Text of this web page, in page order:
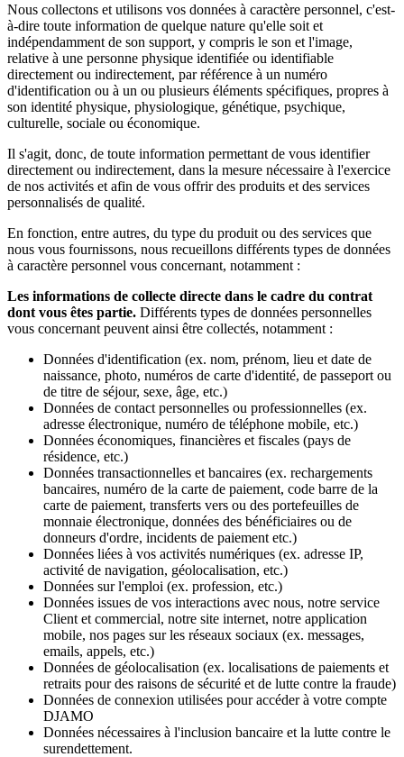
Nous collectons et utilisons vos données à caractère personnel, c'est-
à-dire toute information de quelque nature qu'elle soit et
indépendamment de son support, y compris le son et l'image,
relative à une personne physique identifiée ou identifiable
directement ou indirectement, par référence à un numéro
d'identification ou à un ou plusieurs éléments spécifiques, propres à
son identité physique, physiologique, génétique, psychique,
culturelle, sociale ou économique.
Il s'agit, donc, de toute information permettant de vous identifier
directement ou indirectement, dans la mesure nécessaire à l'exercice
de nos activités et afin de vous offrir des produits et des services
personnalisés de qualité.
En fonction, entre autres, du type du produit ou des services que
nous vous fournissons, nous recueillons différents types de données
à caractère personnel vous concernant, notamment :
Les informations de collecte directe dans le cadre du contrat
dont vous êtes partie. Différents types de données personnelles
vous concernant peuvent ainsi être collectés, notamment :
Données d'identification (ex. nom, prénom, lieu et date de
naissance, photo, numéros de carte d'identité, de passeport ou
de titre de séjour, sexe, âge, etc.)
Données de contact personnelles ou professionnelles (ex.
adresse électronique, numéro de téléphone mobile, etc.)
Données économiques, financières et fiscales (pays de
résidence, etc.)
Données transactionnelles et bancaires (ex. rechargements
bancaires, numéro de la carte de paiement, code barre de la
carte de paiement, transferts vers ou des portefeuilles de
monnaie électronique, données des bénéficiaires ou de
donneurs d'ordre, incidents de paiement etc.)
Données liées à vos activités numériques (ex. adresse IP,
activité de navigation, géolocalisation, etc.)
Données sur l'emploi (ex. profession, etc.)
Données issues de vos interactions avec nous, notre service
Client et commercial, notre site internet, notre application
mobile, nos pages sur les réseaux sociaux (ex. messages,
emails, appels, etc.)
Données de géolocalisation (ex. localisations de paiements et
retraits pour des raisons de sécurité et de lutte contre la fraude)
Données de connexion utilisées pour accéder à votre compte
DJAMO
Données nécessaires à l'inclusion bancaire et la lutte contre le
surendettement.